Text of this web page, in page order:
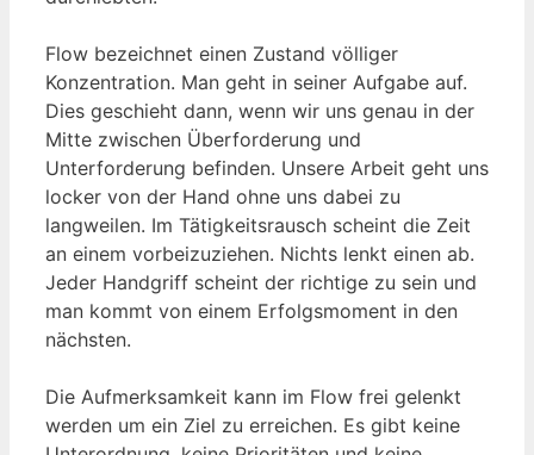
Flow bezeichnet einen Zustand völliger
Konzentration. Man geht in seiner Aufgabe auf.
Dies geschieht dann, wenn wir uns genau in der
Mitte zwischen Überforderung und
Unterforderung befinden. Unsere Arbeit geht uns
locker von der Hand ohne uns dabei zu
langweilen. Im Tätigkeitsrausch scheint die Zeit
an einem vorbeizuziehen. Nichts lenkt einen ab.
Jeder Handgriff scheint der richtige zu sein und
man kommt von einem Erfolgsmoment in den
nächsten.
Die Aufmerksamkeit kann im Flow frei gelenkt
werden um ein Ziel zu erreichen. Es gibt keine